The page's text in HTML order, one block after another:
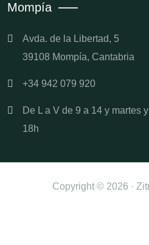
Mompía
Avda. de la Libertad, 5
39108 Mompía, Cantabria
+34 942 079 920
De L a V de 9 a 14 y martes
18h
Copyright © 2026 ·